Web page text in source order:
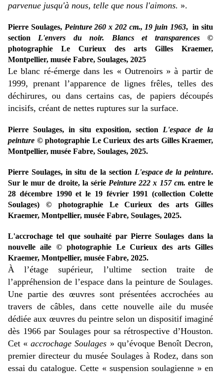
parvenue jusqu'à nous, telle que nous l'aimons. ».
Pierre Soulages, Peinture 260 x 202 cm., 19 juin 1963, in situ
section L'envers du noir. Blancs et transparences©
photographie Le Curieux des arts Gilles Kraemer,
Montpellier, musée Fabre, Soulages, 2025
Le blanc ré-émerge dans les « Outrenoirs » à partir de
1999, prenant l’apparence de lignes frêles, telles des
déchirures, ou dans certains cas, de papiers découpés
incisifs, créant de nettes ruptures sur la surface.
Pierre Soulages, in situ exposition, section L'espace de la
peinture © photographie Le Curieux des arts Gilles Kraemer,
Montpellier, musée Fabre, Soulages, 2025.
Pierre Soulages, in situ de la section L'espace de la peinture.
Sur le mur de droite, la série Peinture 222 x 157 cm. entre le
28 décembre 1990 et le 19 février 1991 (collection Colette
Soulages) © photographie Le Curieux des arts Gilles
Kraemer, Montpellier, musée Fabre, Soulages, 2025.
L'accrochage tel que souhaité par Pierre Soulages dans la
nouvelle aile © photographie Le Curieux des arts Gilles
Kraemer, Montpellier, musée Fabre, 2025.
À l’étage supérieur, l’ultime section traite de
l’appréhension de l’espace dans la peinture de Soulages.
Une partie des œuvres sont présentées accrochées au
travers de câbles, dans cette nouvelle aile du musée
dédiée aux œuvres du peintre selon un dispositif imaginé
dès 1966 par Soulages pour sa rétrospective d’Houston.
Cet «accrochage Soulages » qu’évoque Benoît Decron,
premier directeur du musée Soulages à Rodez, dans son
essai du catalogue. Cette « suspension soulagienne » en